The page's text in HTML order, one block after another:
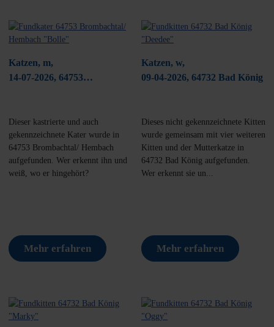
Katzen, m,
14-07-2026, 64753
Dieser kastrierte und auch
gekennzeichnete Kater wurde in
64753 Brombachtal/ Hembach
aufgefunden. Wer erkennt ihn und
weiß, wo er hingehört?
Mehr erfahren
Katzen, w,
09-04-2026, 64732 Bad König
Dieses nicht gekennzeichnete Kitten
wurde gemeinsam mit vier weiteren
Kitten und der Mutterkatze in
64732 Bad König aufgefunden.
Wer erkennt sie un...
Mehr erfahren